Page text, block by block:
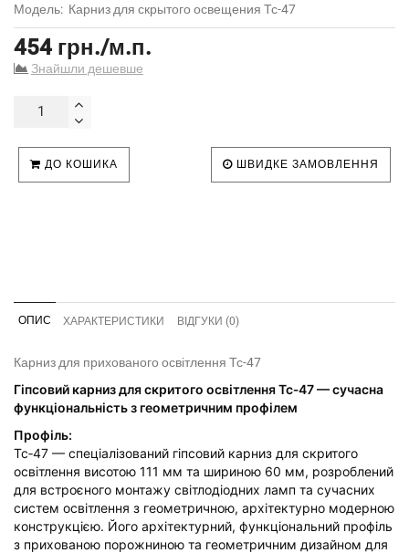
Модель: Карниз для скрытого освещения Тс-47
454 грн./м.п.
Знайшли дешевше
ДО КОШИКА ШВИДКЕ ЗАМОВЛЕННЯ
ОПИС ХАРАКТЕРИСТИКИ ВІДГУКИ (0)
Карниз для прихованого освітлення Тс-47
Гіпсовий карниз для скритого освітлення Тс‑47 — сучасна
функціональність з геометричним профілем
Профіль:
Тс‑47 — спеціалізований гіпсовий карниз для скритого
освітлення висотою 111 мм та шириною 60 мм, розроблений
для встроєного монтажу світлодіодних ламп та сучасних
систем освітлення з геометричною, архітектурно модерною
конструкцією. Його архітектурний, функціональний профіль
з прихованою порожниною та геометричним дизайном для